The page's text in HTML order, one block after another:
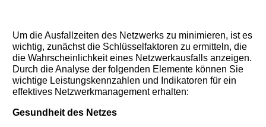
Um die Ausfallzeiten des Netzwerks zu minimieren, ist es
wichtig, zunächst die Schlüsselfaktoren zu ermitteln, die
die Wahrscheinlichkeit eines Netzwerkausfalls anzeigen.
Durch die Analyse der folgenden Elemente können Sie
wichtige Leistungskennzahlen und Indikatoren für ein
effektives Netzwerkmanagement erhalten:
Gesundheit des Netzes